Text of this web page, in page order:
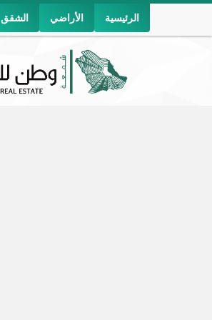
الشقق الأراضي الرئيسية